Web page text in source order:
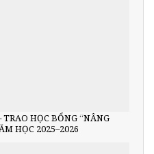
HỌC BỔNG “NÂNG
HỌC 2025–2026